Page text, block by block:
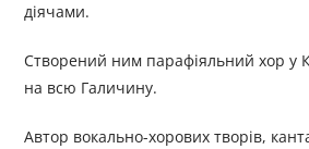
діячами.
Створений ним парафіяльний хор у
на всю Галичину.
Автор вокально-хорових творів,